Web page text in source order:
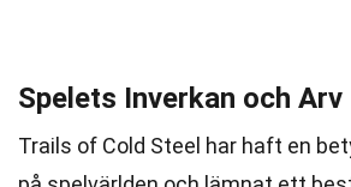
Spelets Inverkan och Arv
Trails of Cold Steel har haft en